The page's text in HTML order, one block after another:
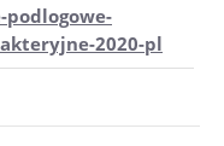
podlogowe-
2020-pl